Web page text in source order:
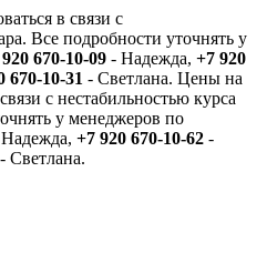
в связи с
Все подробности уточнять у
670-10-09 - Надежда, +7 920
670-10-31 - Светлана. Цены на
с нестабильностью курса
у менеджеров по
+7 920 670-10-62 -
- Светлана.